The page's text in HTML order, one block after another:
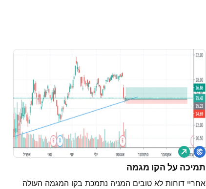
תמיכה על הקו מגמה
אחריי דוחות לא טובים המניה נתמכת בקו המגמה העולה
ל
ו
נ